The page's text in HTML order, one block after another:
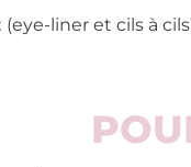
liner et cils à